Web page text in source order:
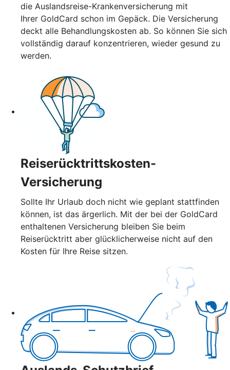
die Auslandsreise-Krankenversicherung mit
Ihrer GoldCard schon im Gepäck. Die Versicherung
deckt alle Behandlungskosten ab. So können Sie sich
vollständig darauf konzentrieren, wieder gesund zu
werden.
Reiserücktrittskosten-
Versicherung
Sollte Ihr Urlaub doch nicht wie geplant stattfinden
können, ist das ärgerlich. Mit der bei der GoldCard
enthaltenen Versicherung bleiben Sie beim
Reiserücktritt aber glücklicherweise nicht auf den
Kosten für Ihre Reise sitzen.